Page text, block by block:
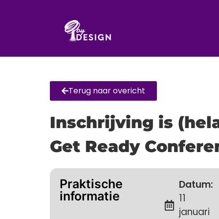
Terug naar overicht
Inschrijving is
Get Ready
Praktische
informatie
Datum:
11
januari